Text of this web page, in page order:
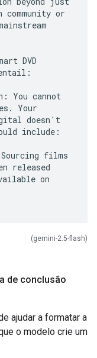
or
DVD
You cannot
Your
doesn't
include:
films
released
on
(gemini-2.5-flash)
de conclusão
ajudar a formatar a
o modelo crie um